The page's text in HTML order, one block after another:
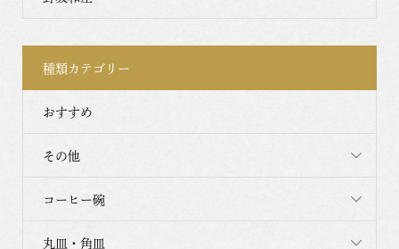
種類カテゴリー
おすすめ
その他
コーヒー碗
丸皿・角皿